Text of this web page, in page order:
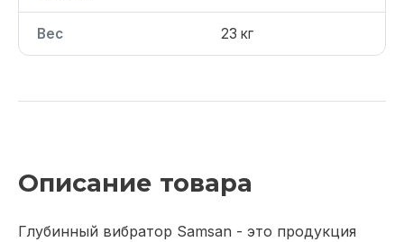
Вес 23 кг
Описание товара
Глубинный вибратор Samsan - это продукция